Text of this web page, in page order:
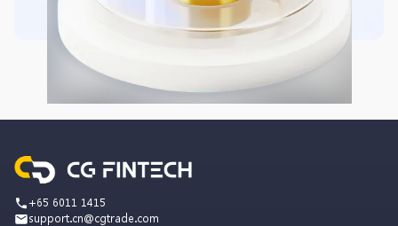
+65 6011 1415
support.cn@cgtrade.com